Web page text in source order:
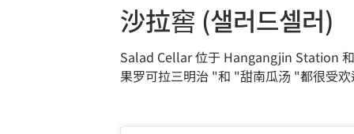
沙拉窖 (샐러드셀러)
Salad Cellar 位于 Hangangjin Station
果罗可拉三明治 "和 "甜南瓜汤 "都很受欢